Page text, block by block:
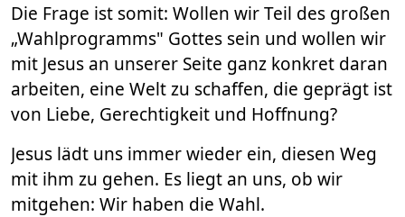
Die Frage ist somit: Wollen wir Teil des großen
„Wahlprogramms" Gottes sein und wollen wir
mit Jesus an unserer Seite ganz konkret daran
arbeiten, eine Welt zu schaffen, die geprägt ist
von Liebe, Gerechtigkeit und Hoffnung?
Jesus lädt uns immer wieder ein, diesen Weg
mit ihm zu gehen. Es liegt an uns, ob wir
mitgehen: Wir haben die Wahl.